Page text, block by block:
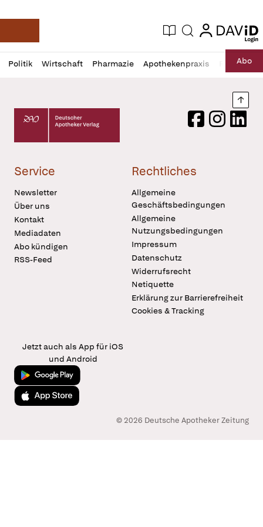
Deutsche Apotheker Zeitung
Aktuelle Ausgabe
Suche login
login
Politik Wirtschaft Pharmazie Apothekenpraxis RechtAbo
Profil
öffnen
Daz
Pur
Deutscher Apotheker Verlag Logo
FacebookInstagram
Service
Newsletter
Über uns
Kontakt
Mediadaten
Abo kündigen
RSS-Feed
Rechtliches
Allgemeine
Geschäftsbedingungen
Allgemeine
Nutzungsbedingungen
Impressum
Datenschutz
Widerrufsrecht
Netiquette
Erklärung zur Barrierefreiheit
Cookies & Tracking
Jetzt auch als App für iOS
und Android
Jetzt bei Google Play
Laden im App Store
© 2026 Deutsche Apotheker Zeitung